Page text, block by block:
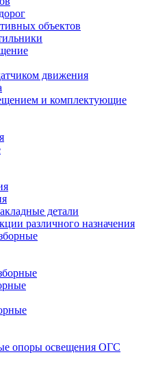
объектов
движения
и комплектующие
детали
различного назначения
опоры освещения ОГС